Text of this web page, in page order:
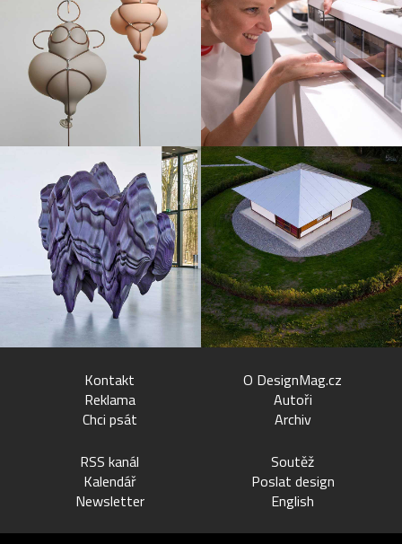
Kontakt
Reklama
Chci psát
O DesignMag.cz
Autoři
Archiv
RSS kanál
Kalendář
Newsletter
Soutěž
Poslat design
English